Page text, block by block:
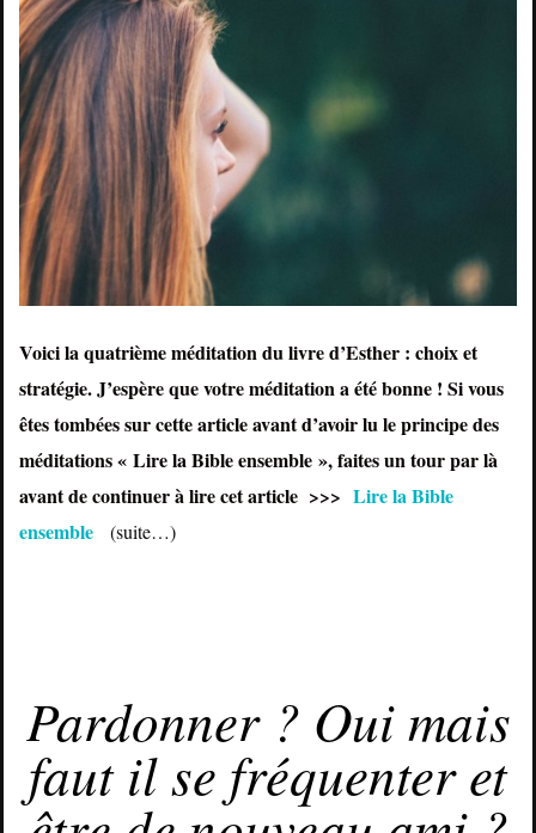
Voici la quatrième méditation du livre d’Esther : choix et
stratégie. J’espère que votre méditation a été bonne ! Si vous
êtes tombées sur cette article avant d’avoir lu le principe des
méditations « Lire la Bible ensemble », faites un tour par là
avant de continuer à lire cet article >>> Lire la Bible
ensemble
(suite…)
Pardonner ? Oui mais
faut il se fréquenter et